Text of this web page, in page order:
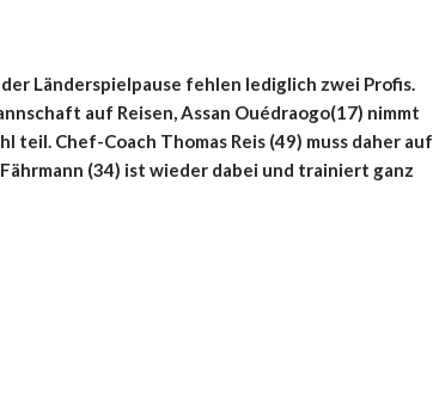
Länderspielpause fehlen lediglich zwei Profis.
auf Reisen, Assan Ouédraogo(17) nimmt
Chef-Coach Thomas Reis (49) muss daher auf
(34) ist wieder dabei und trainiert ganz